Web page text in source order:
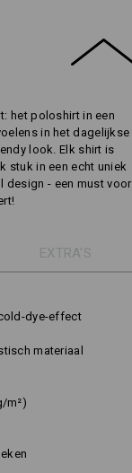
het poloshirt in een
in het dagelijkse
look. Elk shirt is
stuk in een echt uniek
design - een must voor
EXTRA'S
dye-effect
materiaal
m²)